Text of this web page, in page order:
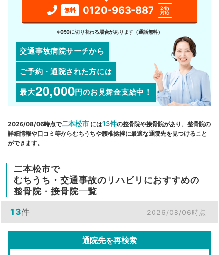
無料 0120-963-887
24h
対応
※050に切り替わる場合があります（通話無料）
交通事故病院サーチから
ご予約・通院された方には
最大20,000円のお見舞金支給中！
2026/08/06時点で二本松市 には13件の整骨院や接骨院があり、整骨院の
詳細情報や口コミ等からむちうちや腰椎捻挫に最適な通院先を見つけること
ができます。
二本松市で
むちうち・交通事故のリハビリにおすすめの
整骨院・接骨院一覧
13件 2026/08/06時点
通院先を再検索